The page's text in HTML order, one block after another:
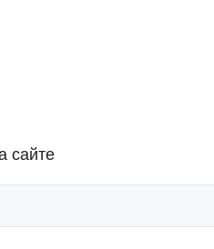
сайте